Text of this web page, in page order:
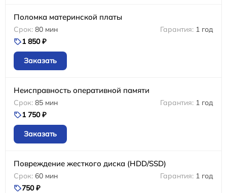
Поломка материнской платы
80 мин
1 год
1 850 ₽
Заказать
Неисправность оперативной памяти
85 мин
1 год
1 750 ₽
Заказать
Повреждение жесткого диска (HDD/SSD)
60 мин
1 год
750 ₽